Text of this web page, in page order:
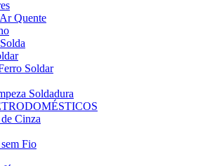
Quente
Soldar
Soldadura
Cinza
Fio